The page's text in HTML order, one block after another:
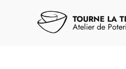
TOURNE LA
Atelier de